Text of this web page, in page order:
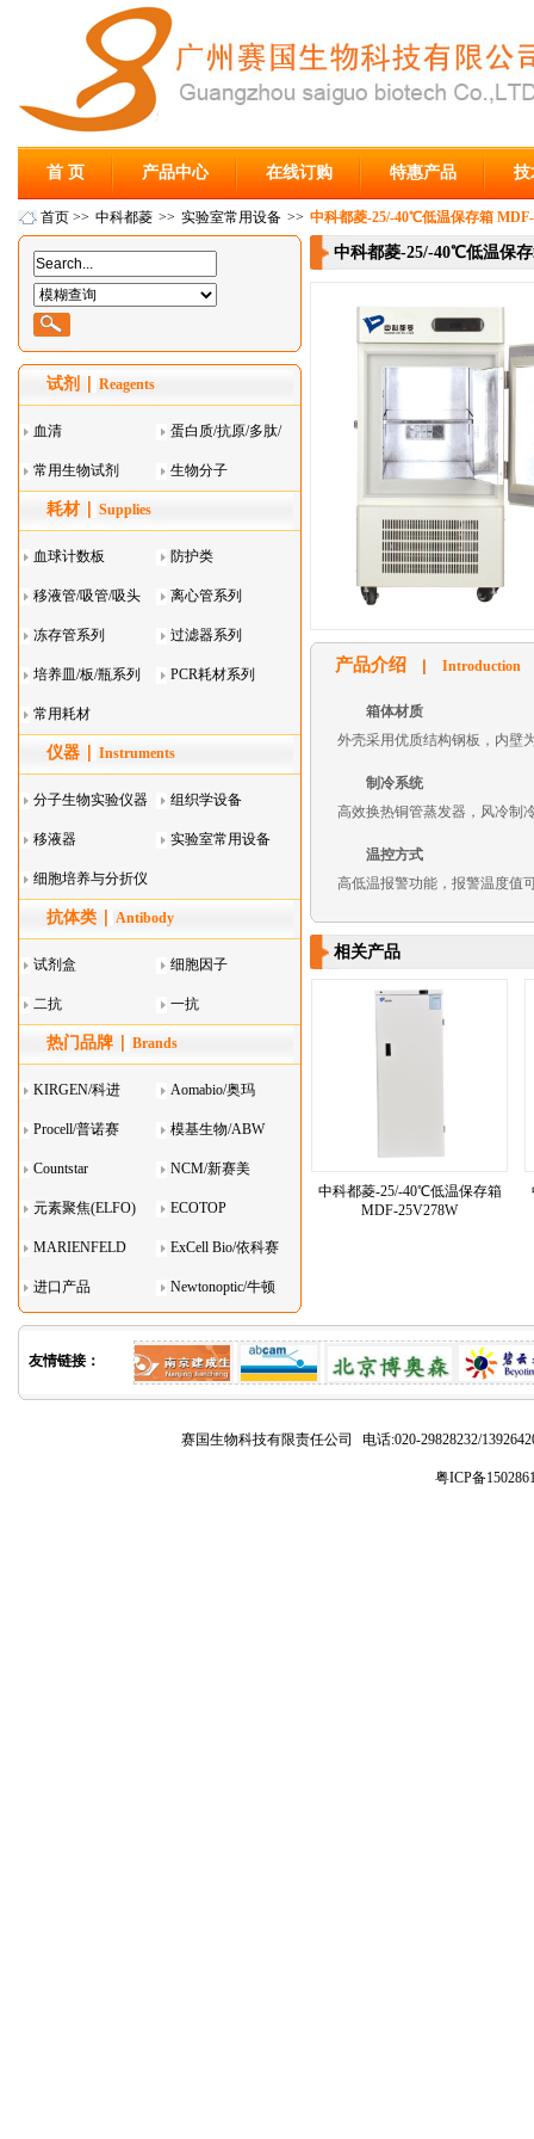
首 页 产品中心 在线订购 特惠产品 技
首页 >> 中科都菱 >> 实验室常用设备 >> 中科都菱-25/-40℃低温保存箱
试剂 Reagents
血清 蛋白质/抗原/多肽/
酶
常用生物试剂 生物分子
耗材 Supplies
血球计数板 防护类
移液管/吸管/吸头
系列
离心管系列
冻存管系列 过滤器系列
培养皿/板/瓶系列 PCR耗材系列
常用耗材
仪器 Instruments
分子生物实验仪器 组织学设备
移液器 实验室常用设备
细胞培养与分折仪
器叠
抗体类 Antibody
试剂盒 细胞因子
二抗 一抗
热门品牌 Brands
KIRGEN/科进 Aomabio/奥玛
Procell/普诺赛 模基生物/ABW
Countstar NCM/新赛美
元素聚焦(ELFO) ECOTOP
MARIENFELD ExCell Bio/依科赛
进口产品 Newtonoptic/牛顿
光学
中科都菱-25/-40℃低温保
产品介绍 Introduction
箱体材质
外壳采用优质结构钢板，内壁
制冷系统
高效换热铜管蒸发器，风冷制
温控方式
高低温报警功能，报警温度值
相关产品
中科都菱-25/-40℃低温保存箱
MDF-25V278W
友情链接：
赛国生物科技有限责任公司 电话:020-29828232/
粤ICP备